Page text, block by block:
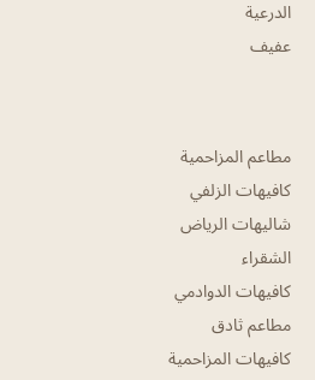
الدرعية
عفيف
مطاعم المزاحمية
كافيهات الزلفي
شاليهات الرياض
الشقراء
كافيهات الدوادمي
مطاعم ثادق
كافيهات المزاحمية